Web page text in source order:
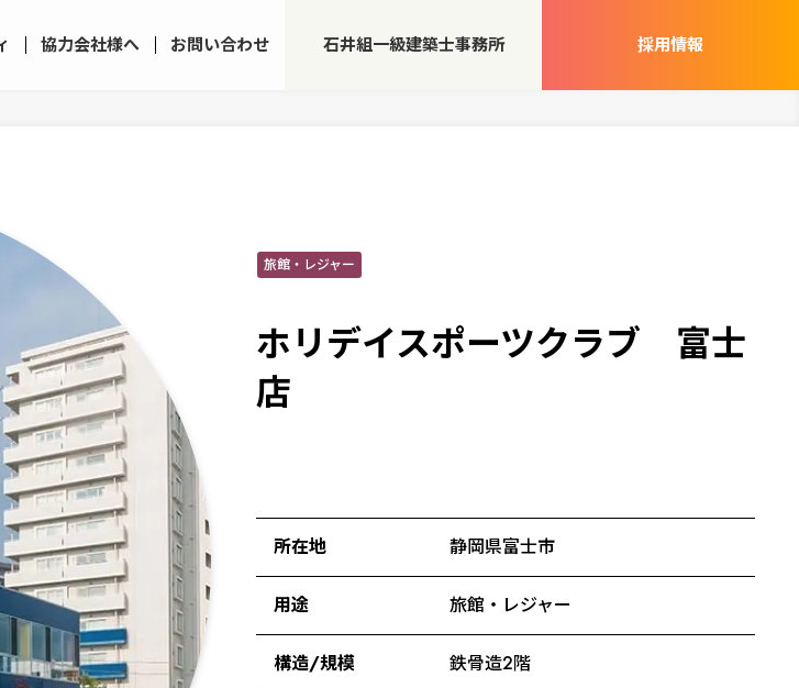
協力会社様へ お問い合わせ 石井組一級建築士事務所 採用情報
旅館・レジャー
ホリデイスポーツクラブ 富士
店
所在地 静岡県富士市
用途 旅館・レジャー
構造/規模 鉄骨造2階